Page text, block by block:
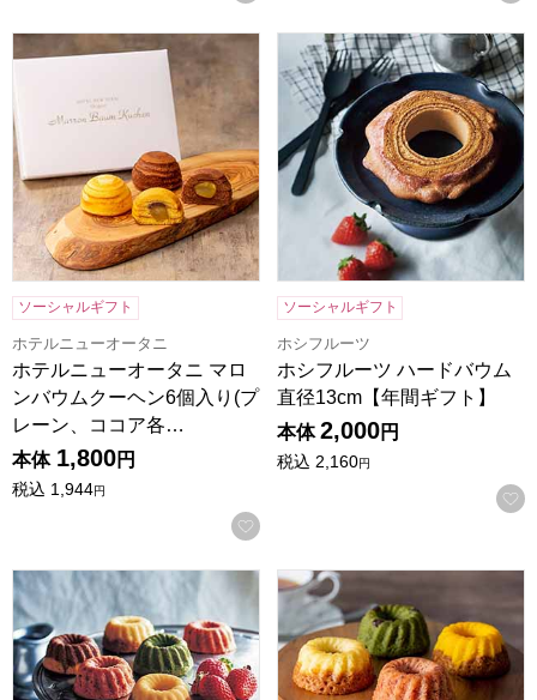
ホテルニューオータニ マロンバウムクーヘン6個入り(プレ
ソーシャルギフト
ホテルニューオータニ
ホテルニューオータニ マロ
ンバウムクーヘン6個入り(プ
レーン、ココア各…
本体 1,800円
税込 1,944円
お気に入りに登録する
ホシフルーツ ハードバウム
ソーシャルギフト
ホシフルーツ
ホシフルーツ ハードバウム
直径13cm【年間ギフト】
本体 2,000円
税込 2,160円
ホシフルーツ 果実のミニョン・ド・クグロフ 6個[HFX-02A]
ホシフルーツ 果実のミニョ